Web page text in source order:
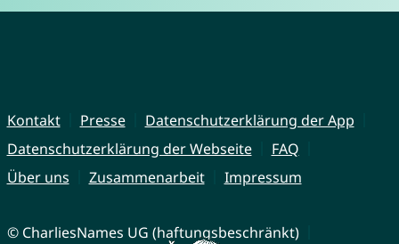
Kontakt Presse
Datenschutzerklärung der App
Datenschutzerklärung der Webseite
FAQ
Über uns
Zusammenarbeit Impressum
© CharliesNames UG (haftungsbeschränkt)